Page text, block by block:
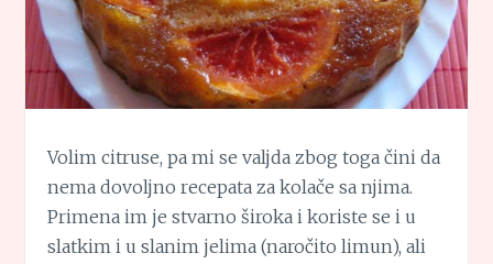
Volim citruse, pa mi se valjda zbog toga čini da
nema dovoljno recepata za kolače sa njima.
Primena im je stvarno široka i koriste se i u
slatkim i u slanim jelima (naročito limun), ali